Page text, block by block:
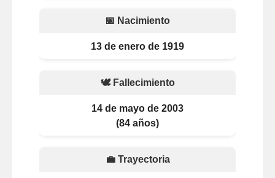
📅 Nacimiento
13 de enero de 1919
🕊️ Fallecimiento
14 de mayo de 2003
(84 años)
💼 Trayectoria